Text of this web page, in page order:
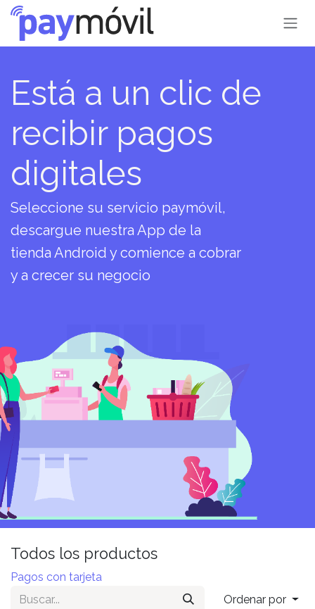
Ir al contenido
Está a un clic de
recibir pagos
digitales
Seleccione su servicio paymóvil,
descargue nuestra App de la
tienda Android y comience a cobrar
y a crecer su negocio
Todos los productos
Pagos con tarjeta
Ordenar por